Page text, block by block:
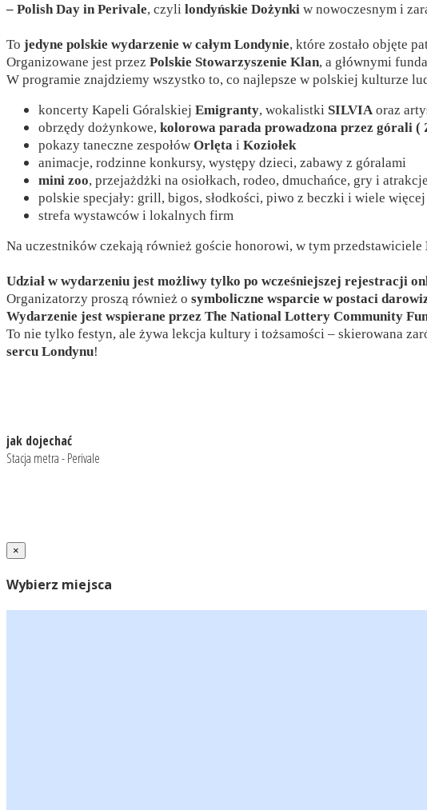
– Polish Day in Perivale, czyli londyńskie Dożynki w nowoczesnym i
To jedyne polskie wydarzenie w całym Londynie, które zostało objęte
Organizowane jest przez Polskie Stowarzyszenie Klan, a głównymi
W programie znajdziemy wszystko to, co najlepsze w polskiej kulturze
koncerty Kapeli Góralskiej Emigranty, wokalistki SILVIA oraz
obrzędy dożynkowe, kolorowa parada prowadzona przez górali (
pokazy taneczne zespołów Orlęta i Koziołek
animacje, rodzinne konkursy, występy dzieci, zabawy z góralami
mini zoo, przejażdżki na osiołkach, rodeo, dmuchańce, gry i
polskie specjały: grill, bigos, słodkości, piwo z beczki i wiele więcej
strefa wystawców i lokalnych firm
Na uczestników czekają również goście honorowi, w tym przedstawiciele
Udział w wydarzeniu jest możliwy tylko po wcześniejszej rejestracji
Organizatorzy proszą również o symboliczne wsparcie w postaci
Wydarzenie jest wspierane przez The National Lottery Community
To nie tylko festyn, ale żywa lekcja kultury i tożsamości – skierowana
sercu Londynu!
jak dojechać
Stacja metra - Perivale
×
Wybierz miejsca